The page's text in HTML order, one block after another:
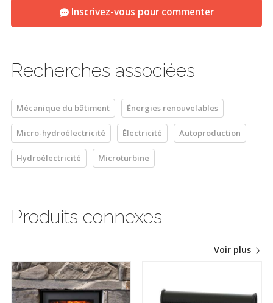
Inscrivez-vous pour commenter
Recherches associées
Mécanique du bâtiment Énergies renouvelables
Micro-hydroélectricité Électricité Autoproduction
Hydroélectricité Microturbine
Produits connexes
Voir plus